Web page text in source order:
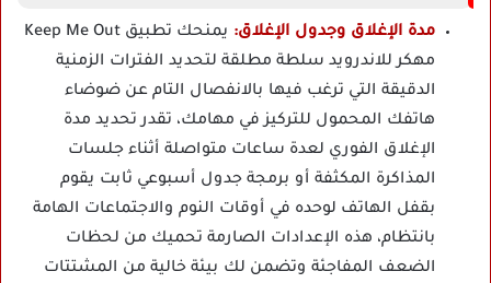
مدة الإغلاق وجدول الإغلاق:
يمنحك تطبيق Keep Me Out
مهكر للاندرويد سلطة مطلقة لتحديد الفترات الزمنية
الدقيقة التي ترغب فيها بالانفصال التام عن ضوضاء
هاتفك المحمول للتركيز في مهامك، تقدر تحديد مدة
الإغلاق الفوري لعدة ساعات متواصلة أثناء جلسات
المذاكرة المكثفة أو برمجة جدول أسبوعي ثابت يقوم
بقفل الهاتف لوحده في أوقات النوم والاجتماعات الهامة
بانتظام، هذه الإعدادات الصارمة تحميك من لحظات
الضعف المفاجئة وتضمن لك بيئة خالية من المشتتات